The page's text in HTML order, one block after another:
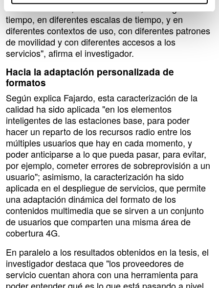
calidad del canal, a nivel individual, a lo largo del
tiempo, en diferentes escalas de tiempo, y en
diferentes contextos de uso, con diferentes patrones
de movilidad y con diferentes accesos a los
servicios", afirma el investigador.
Hacia la adaptación personalizada de
formatos
Según explica Fajardo, esta caracterización de la
calidad ha sido aplicada "en los elementos
inteligentes de las estaciones base, para poder
hacer un reparto de los recursos radio entre los
múltiples usuarios que hay en cada momento, y
poder anticiparse a lo que pueda pasar, para evitar,
por ejemplo, cometer errores de sobreprovisión a un
usuario"; asimismo, la caracterización ha sido
aplicada en el despliegue de servicios, que permite
una adaptación dinámica del formato de los
contenidos multimedia que se sirven a un conjunto
de usuarios que comparten una misma área de
cobertura 4G.
En paralelo a los resultados obtenidos en la tesis, el
investigador destaca que "los proveedores de
servicio cuentan ahora con una herramienta para